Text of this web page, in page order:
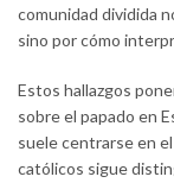
comunidad dividida
sino por cómo
Estos hallazgos
sobre el papado en
suele centrarse en
católicos sigue